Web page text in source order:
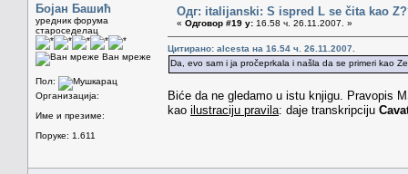
Бојан Башић
уредник форума
староседелац
Ван мреже
Пол:
Организација:
Име и презиме:
Поруке: 1.611
Одг: italijanski: S ispred L se čita kao
« Одговор #19 у: 16.58 ч. 26.11.2007. »
Цитирано: alcesta на 16.54 ч. 26.11.2007.
Da, evo sam i ja pročeprkala i našla da se primeri kao
Biće da ne gledamo u istu knjigu. Pravopis
kao ilustraciju pravila: daje transkripciju